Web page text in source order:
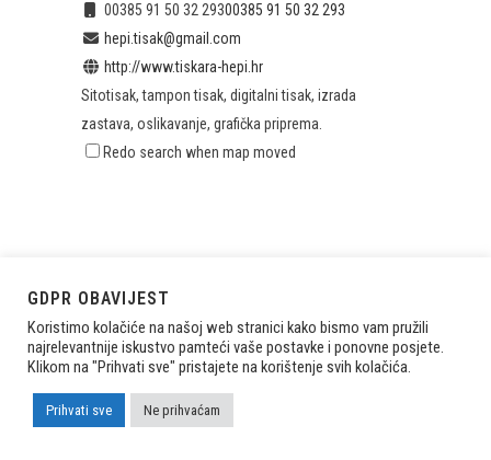
00385 91 50 32 29300385 91 50 32 293
hepi.tisak@gmail.com
http://www.tiskara-hepi.hr
Sitotisak, tampon tisak, digitalni tisak, izrada
zastava, oslikavanje, grafička priprema.
Redo search when map moved
GDPR OBAVIJEST
Koristimo kolačiće na našoj web stranici kako bismo vam pružili
najrelevantnije iskustvo pamteći vaše postavke i ponovne posjete.
Klikom na "Prihvati sve" pristajete na korištenje svih kolačića.
Prihvati sve Ne prihvaćam